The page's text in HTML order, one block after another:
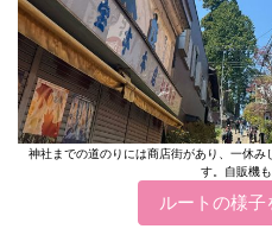
神社までの道のりには商店街があり、一休
す。自販機も
ルートの様子